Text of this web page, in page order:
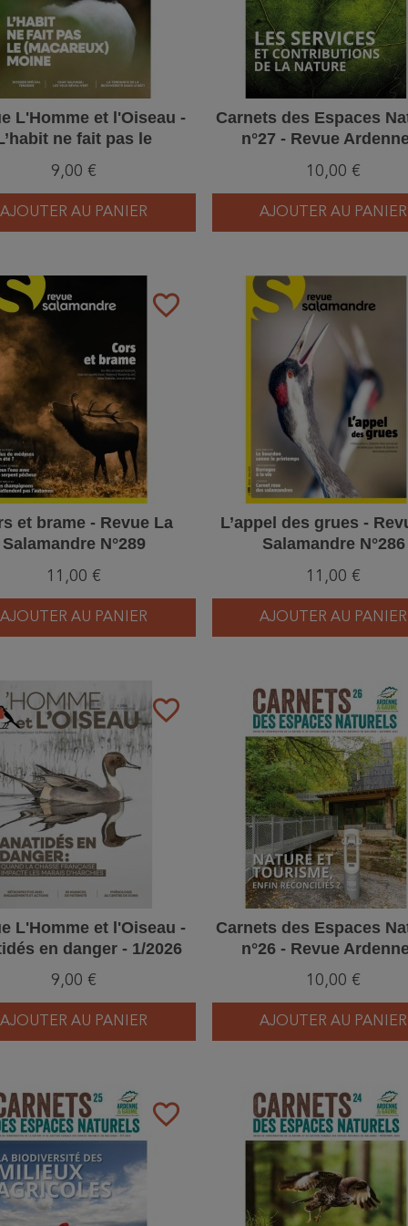
L'Homme et l'Oiseau -
ne fait pas le
moine - 3/2026
9,00 €
AJOUTER AU PANIER
Carnets des Espaces
n°27 - Revue
Gaume
10,00 €
AJOUTER AU PANIER
favorite_border
et brame - Revue La
Salamandre N°289
11,00 €
AJOUTER AU PANIER
L’appel des grues -
Salamandre N°286
11,00 €
AJOUTER AU PANIER
favorite_border
L'Homme et l'Oiseau -
en danger - 1/2026
9,00 €
AJOUTER AU PANIER
Carnets des Espaces
n°26 - Revue
Gaume
10,00 €
AJOUTER AU PANIER
favorite_border